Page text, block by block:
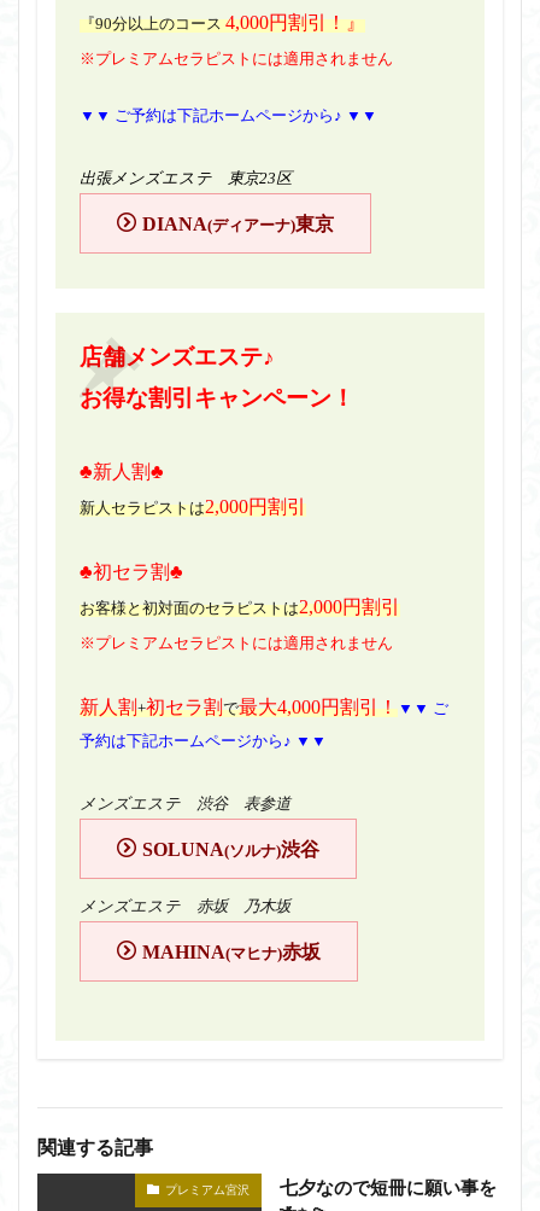
『90分以上のコース4,000円割引！』
※プレミアムセラピストには適用されません
▼▼ ご予約は下記ホームページから♪ ▼▼
出張メンズエステ 東京23区
DIANA(ディアーナ)東京
店舗メンズエステ♪
お得な割引キャンペーン！
♣新人割♣
新人セラピストは2,000円割引
♣初セラ割♣
お客様と初対面のセラピストは2,000円割引
※プレミアムセラピストには適用されません
新人割+初セラ割で最大4,000円割引！▼▼ ご
予約は下記ホームページから♪ ▼▼
メンズエステ 渋谷 表参道
SOLUNA(ソルナ)渋谷
メンズエステ 赤坂 乃木坂
MAHINA(マヒナ)赤坂
関連する記事
プレミアム宮沢
七夕なので短冊に願い事を